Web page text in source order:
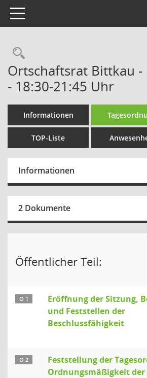
Toggle navigation
Rechercheauswahl
Ortschaftsrat Bittkau -
- 18:30-21:45 Uhr
Informationen
TOP-Liste
Informationen
2 Dokumente
Öffentlicher Teil:
Ö 1
Eröffnung der Sitzung,
und Feststellen der
Beschlussfähigkeit
Ö 2
Feststellung der
Ordnungsmäßigkeit